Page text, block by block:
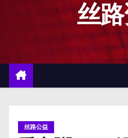
丝
丝路公益